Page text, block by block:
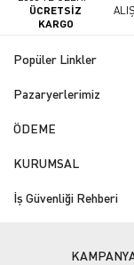
ÜCRETSİZ
KARGO
Popüler Linkler
Pazaryerlerimiz
ÖDEME
KURUMSAL
İş Güvenliği Rehberi